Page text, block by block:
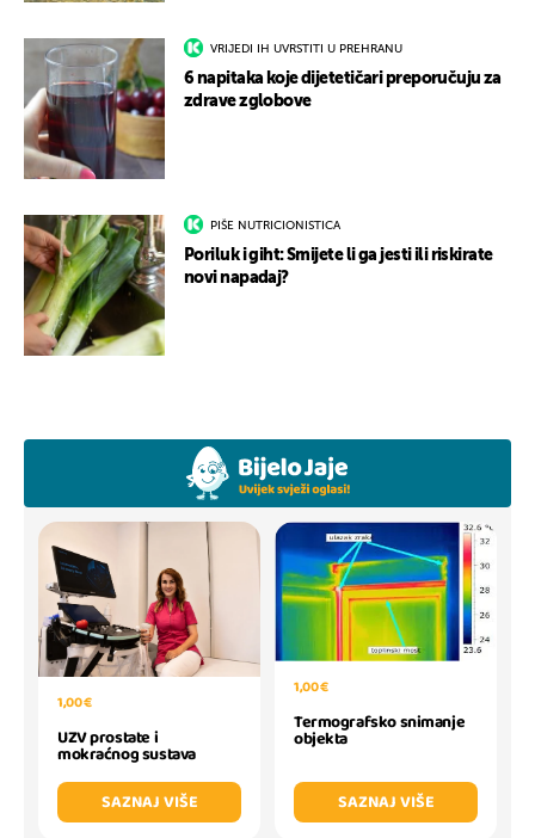
VRIJEDI IH UVRSTITI U PREHRANU
6 napitaka koje dijetetičari preporučuju za
zdrave zglobove
PIŠE NUTRICIONISTICA
Poriluk i giht: Smijete li ga jesti ili riskirate
novi napadaj?
1,00 €
UZV prostate i
mokraćnog sustava
SAZNAJ VIŠE
1,00 €
Termografsko snimanje
objekta
SAZNAJ VIŠE